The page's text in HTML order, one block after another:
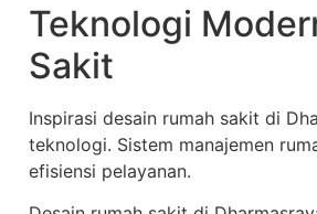
Teknologi
Sakit
Inspirasi desain rumah sakit di
teknologi. Sistem manajemen
efisiensi pelayanan.